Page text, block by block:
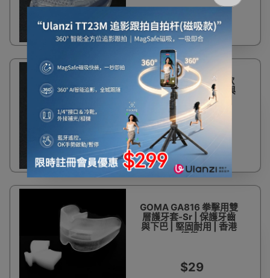
GOMA GA893 單層軟
膠牙套-Jr | 保護牙齒與
下巴 | 適合拳擊/格鬥 |
香港行貨
$36
GOMA GA816 拳擊用雙
層護牙套-Sr | 保護牙齒
與下巴 | 堅固耐用 | 香港
行貨
$29